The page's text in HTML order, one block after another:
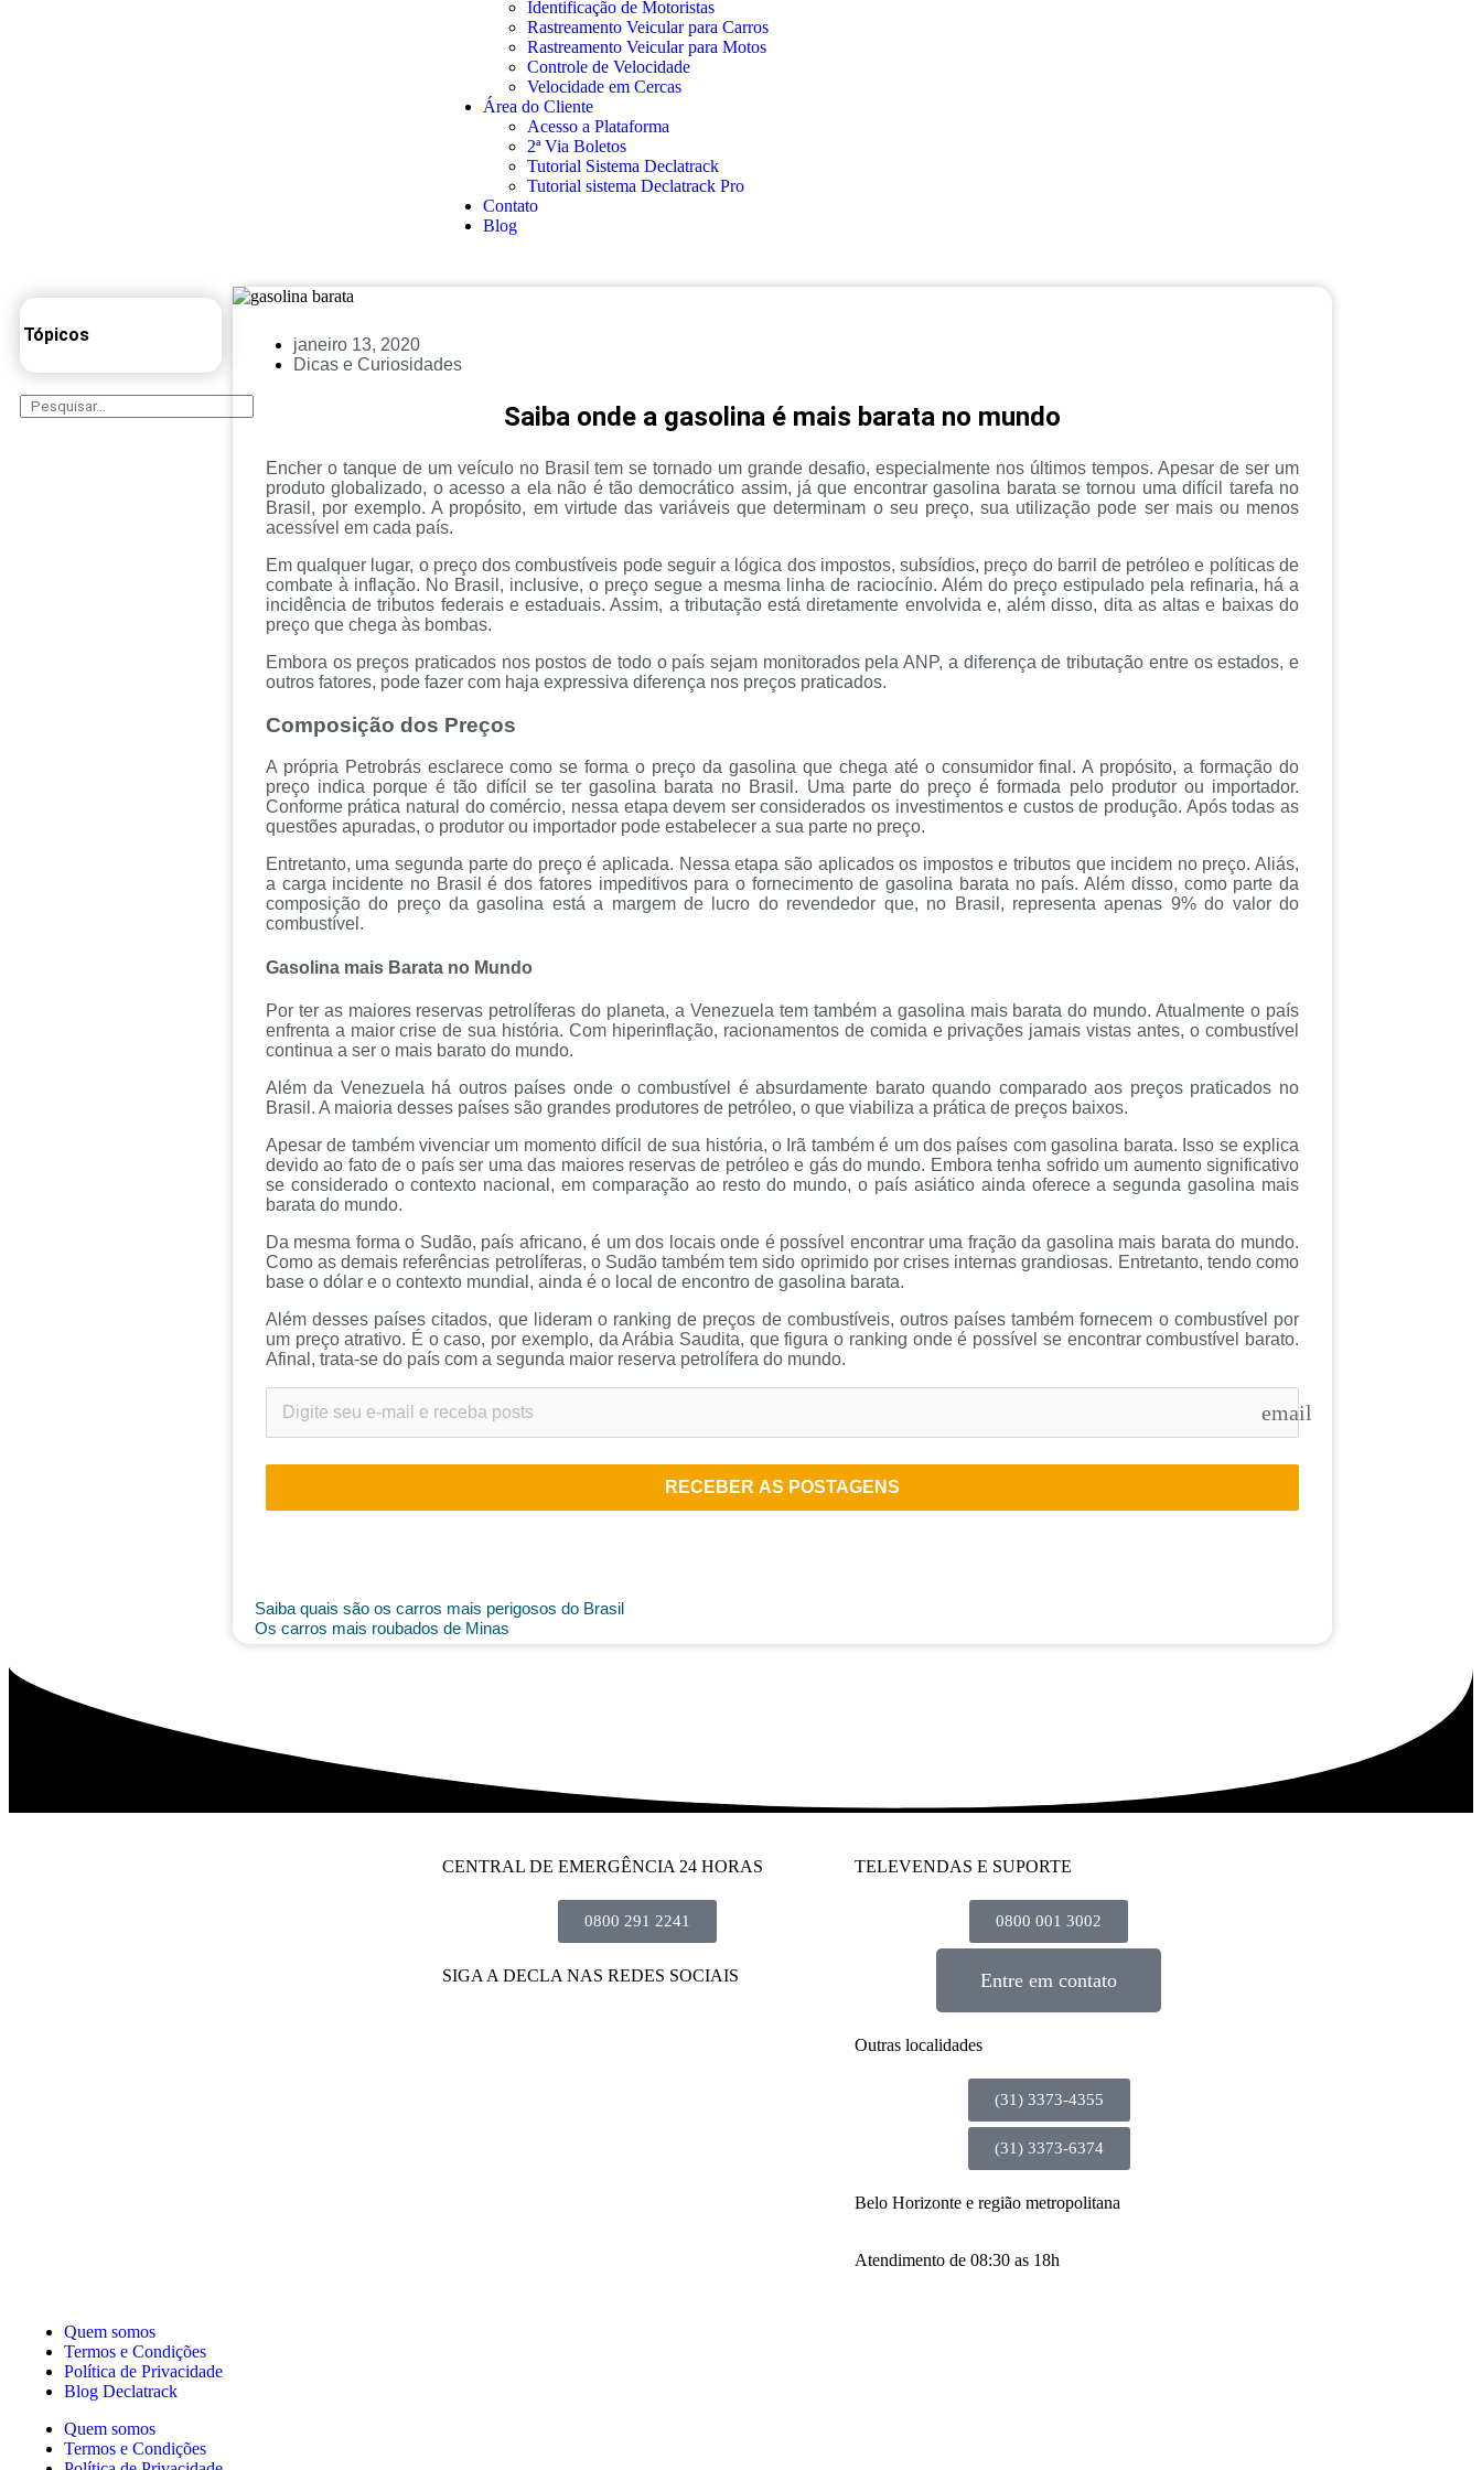
Identificação de Motoristas
Rastreamento Veicular para Carros
Rastreamento Veicular para Motos
Controle de Velocidade
Velocidade em Cercas
Área do Cliente
Acesso a Plataforma
2ª Via Boletos
Tutorial Sistema Declatrack
Tutorial sistema Declatrack Pro
Contato
Blog
Tópicos
janeiro 13, 2020
Dicas e Curiosidades
Saiba onde a gasolina é mais barata no mundo
Encher o tanque de um veículo no Brasil tem se tornado um grande desafio, especialmente nos últimos tempos. Apesar de ser um
produto globalizado, o acesso a ela não é tão democrático assim, já que encontrar gasolina barata se tornou uma difícil tarefa no
Brasil, por exemplo. A propósito, em virtude das variáveis que determinam o seu preço, sua utilização pode ser mais ou menos
acessível em cada país.
Em qualquer lugar, o preço dos combustíveis pode seguir a lógica dos impostos, subsídios, preço do barril de petróleo e políticas de
combate à inflação. No Brasil, inclusive, o preço segue a mesma linha de raciocínio. Além do preço estipulado pela refinaria, há a
incidência de tributos federais e estaduais. Assim, a tributação está diretamente envolvida e, além disso, dita as altas e baixas do
preço que chega às bombas.
Embora os preços praticados nos postos de todo o país sejam monitorados pela ANP, a diferença de tributação entre os estados, e
outros fatores, pode fazer com haja expressiva diferença nos preços praticados.
Composição dos Preços
A própria Petrobrás esclarece como se forma o preço da gasolina que chega até o consumidor final. A propósito, a formação do
preço indica porque é tão difícil se ter gasolina barata no Brasil. Uma parte do preço é formada pelo produtor ou importador.
Conforme prática natural do comércio, nessa etapa devem ser considerados os investimentos e custos de produção. Após todas as
questões apuradas, o produtor ou importador pode estabelecer a sua parte no preço.
Entretanto, uma segunda parte do preço é aplicada. Nessa etapa são aplicados os impostos e tributos que incidem no preço. Aliás,
a carga incidente no Brasil é dos fatores impeditivos para o fornecimento de gasolina barata no país. Além disso, como parte da
composição do preço da gasolina está a margem de lucro do revendedor que, no Brasil, representa apenas 9% do valor do
combustível.
Gasolina mais Barata no Mundo
Por ter as maiores reservas petrolíferas do planeta, a Venezuela tem também a gasolina mais barata do mundo. Atualmente o país
enfrenta a maior crise de sua história. Com hiperinflação, racionamentos de comida e privações jamais vistas antes, o combustível
continua a ser o mais barato do mundo.
Além da Venezuela há outros países onde o combustível é absurdamente barato quando comparado aos preços praticados no
Brasil. A maioria desses países são grandes produtores de petróleo, o que viabiliza a prática de preços baixos.
Apesar de também vivenciar um momento difícil de sua história, o Irã também é um dos países com gasolina barata. Isso se explica
devido ao fato de o país ser uma das maiores reservas de petróleo e gás do mundo. Embora tenha sofrido um aumento significativo
se considerado o contexto nacional, em comparação ao resto do mundo, o país asiático ainda oferece a segunda gasolina mais
barata do mundo.
Da mesma forma o Sudão, país africano, é um dos locais onde é possível encontrar uma fração da gasolina mais barata do mundo.
Como as demais referências petrolíferas, o Sudão também tem sido oprimido por crises internas grandiosas. Entretanto, tendo como
base o dólar e o contexto mundial, ainda é o local de encontro de gasolina barata.
Além desses países citados, que lideram o ranking de preços de combustíveis, outros países também fornecem o combustível por
um preço atrativo. É o caso, por exemplo, da Arábia Saudita, que figura o ranking onde é possível se encontrar combustível barato.
Afinal, trata-se do país com a segunda maior reserva petrolífera do mundo.
email
RECEBER AS POSTAGENS
Saiba quais são os carros mais perigosos do Brasil
Os carros mais roubados de Minas
CENTRAL DE EMERGÊNCIA 24 HORAS
0800 291 2241
SIGA A DECLA NAS REDES SOCIAIS
TELEVENDAS E SUPORTE
0800 001 3002
Entre em contato
Outras localidades
(31) 3373-4355
(31) 3373-6374
Belo Horizonte e região metropolitana
Atendimento de 08:30 as 18h
Quem somos
Termos e Condições
Política de Privacidade
Blog Declatrack
Quem somos
Termos e Condições